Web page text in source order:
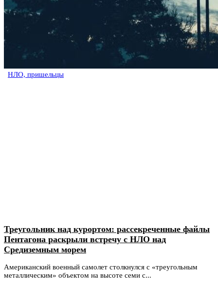
НЛО, пришельцы
Треугольник над курортом: рассекреченные файлы
Пентагона раскрыли встречу с НЛО над
Средиземным морем
Американский военный самолет столкнулся с «треугольным
металлическим» объектом на высоте семи с...